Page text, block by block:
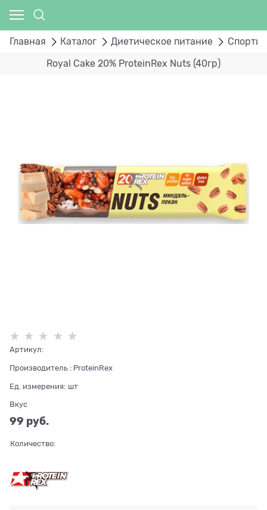
Главная Каталог Диетическое питание
Royal Cake 20% ProteinRex Nuts (40гр)
Артикул:
Производитель : ProteinRex
Ед. измерения: шт
Вкус
99 руб.
Количество: